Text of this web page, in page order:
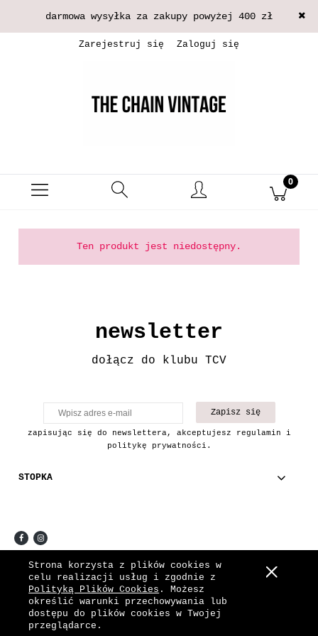
Strona korzysta z plików cookies w
celu realizacji usług i zgodnie z
Polityką Plików Cookies . Możesz
określić warunki przechowywania lub
dostępu do plików cookies w Twojej
przeglądarce.
darmowa wysyłka za zakupy powyżej 400 zł
Zarejestruj się Zaloguj się
Ten produkt jest niedostępny.
newsletter
dołącz do klubu TCV
Zapisz się
zapisując się do newslettera, akceptujesz regulamin i
politykę prywatności.
STOPKA
Pokaż pełną wersję strony
Sklep internetowy Shoper.pl